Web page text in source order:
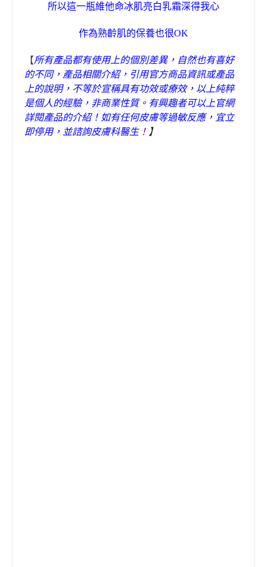
所以這一瓶維他命冰肌亮白乳霜深得我心
作為熟齡肌的保養也很OK
【所有產品都有使用上的個別差異，自然也有喜好
的不同，產品相關介紹，引用官方商品資訊或產品
上的說明，不等於宣稱具有功效或療效，以上純粹
是個人的經驗，非商業性質。有興趣者可以上官網
詳閱產品的介紹！如有任何皮膚等過敏反應，宜立
即停用，並諮詢皮膚科醫生！ 】